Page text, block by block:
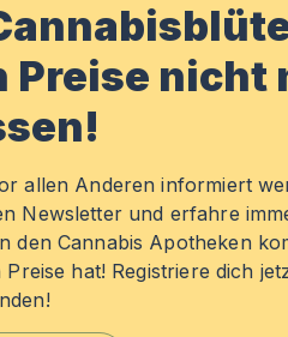
Preise nicht
allen Anderen informiert
Newsletter und erfahre
den Cannabis Apotheken
Preise hat! Registriere dich